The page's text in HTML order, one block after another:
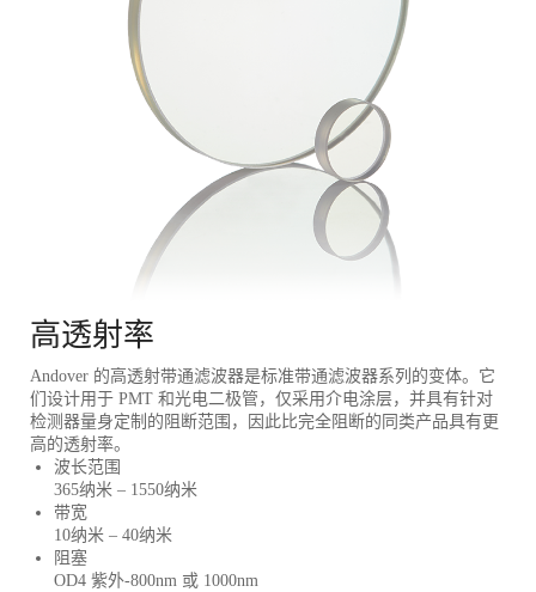
高透射率
Andover 的高透射带通滤波器是标准带通滤波器系列的变体。它
们设计用于 PMT 和光电二极管，仅采用介电涂层，并具有针对
检测器量身定制的阻断范围，因此比完全阻断的同类产品具有更
高的透射率。
波长范围
365纳米 – 1550纳米
带宽
10纳米 – 40纳米
阻塞
OD4 紫外-800nm 或 1000nm